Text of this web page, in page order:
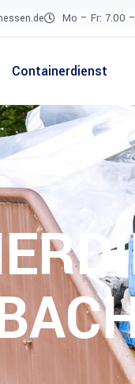
Mo – Fr: 7.00
Containerdienst